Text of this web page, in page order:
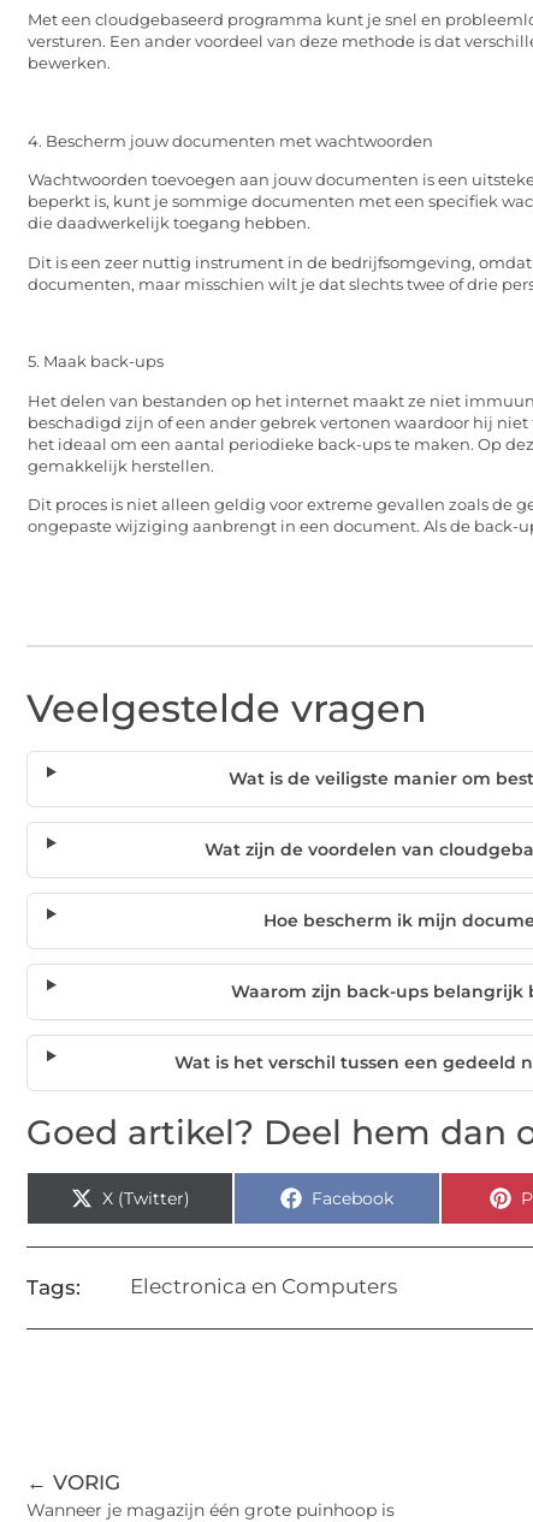
Met een cloudgebaseerd programma kunt je snel en
versturen. Een ander voordeel van deze methode is dat
bewerken.
4. Bescherm jouw documenten met wachtwoorden
Wachtwoorden toevoegen aan jouw documenten is een
beperkt is, kunt je sommige documenten met een specifiek
die daadwerkelijk toegang hebben.
Dit is een zeer nuttig instrument in de bedrijfsomgeving,
documenten, maar misschien wilt je dat slechts twee of drie
5. Maak back-ups
Het delen van bestanden op het internet maakt ze niet
beschadigd zijn of een ander gebrek vertonen waardoor hij
het ideaal om een aantal periodieke back-ups te maken. Op
gemakkelijk herstellen.
Dit proces is niet alleen geldig voor extreme gevallen zoals de
ongepaste wijziging aanbrengt in een document. Als de back-
Veelgestelde vragen
Wat is de veiligste manier om
Wat zijn de voordelen van
Hoe bescherm ik mijn
Waarom zijn back-ups
Wat is het verschil tussen een gedeeld
Goed artikel? Deel hem dan
X (Twitter) Facebook
Tags: Electronica en Computers
← VORIG
Wanneer je magazijn één grote puinhoop is